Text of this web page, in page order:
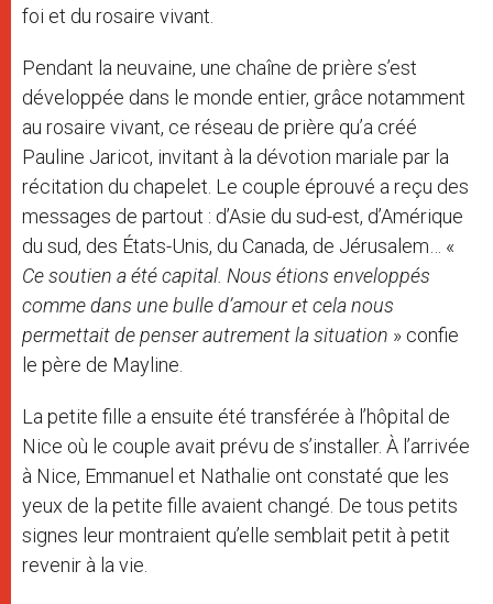
foi et du rosaire vivant.
Pendant la neuvaine, une chaîne de prière s’est
développée dans le monde entier, grâce notamment
au rosaire vivant, ce réseau de prière qu’a créé
Pauline Jaricot, invitant à la dévotion mariale par la
récitation du chapelet. Le couple éprouvé a reçu des
messages de partout : d’Asie du sud-est, d’Amérique
du sud, des États-Unis, du Canada, de Jérusalem… «
Ce soutien a été capital. Nous étions enveloppés
comme dans une bulle d’amour et cela nous
permettait de penser autrement la situation » confie
le père de Mayline.
La petite fille a ensuite été transférée à l’hôpital de
Nice où le couple avait prévu de s’installer. À l’arrivée
à Nice, Emmanuel et Nathalie ont constaté que les
yeux de la petite fille avaient changé. De tous petits
signes leur montraient qu’elle semblait petit à petit
revenir à la vie.